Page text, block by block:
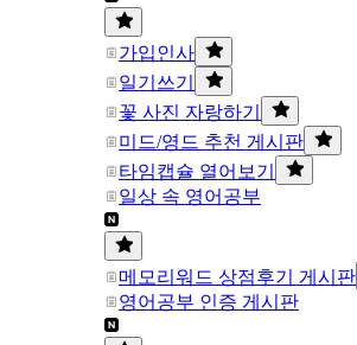
가입인사
일기쓰기
꽃 사진 자랑하기
미드/영드 추천 게시판
타임캡슐 열어보기
일상 속 영어공부
메모리워드 상점후기 게시판
영어공부 인증 게시판